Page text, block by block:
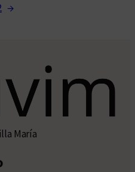
→
María